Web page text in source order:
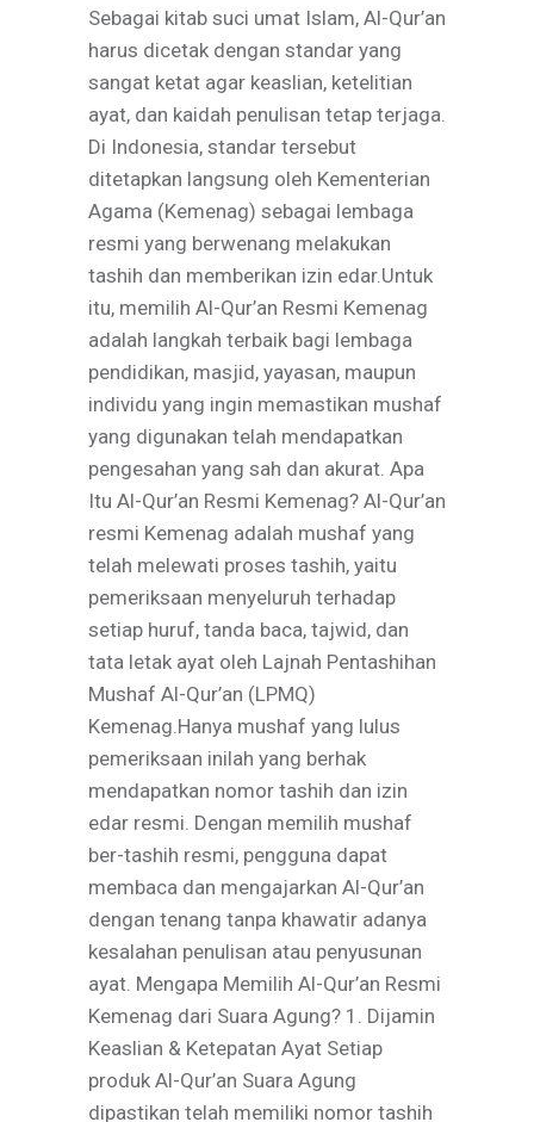
Sebagai kitab suci umat Islam, Al-Qur’an
harus dicetak dengan standar yang
sangat ketat agar keaslian, ketelitian
ayat, dan kaidah penulisan tetap terjaga.
Di Indonesia, standar tersebut
ditetapkan langsung oleh Kementerian
Agama (Kemenag) sebagai lembaga
resmi yang berwenang melakukan
tashih dan memberikan izin edar.Untuk
itu, memilih Al-Qur’an Resmi Kemenag
adalah langkah terbaik bagi lembaga
pendidikan, masjid, yayasan, maupun
individu yang ingin memastikan mushaf
yang digunakan telah mendapatkan
pengesahan yang sah dan akurat. Apa
Itu Al-Qur’an Resmi Kemenag? Al-Qur’an
resmi Kemenag adalah mushaf yang
telah melewati proses tashih, yaitu
pemeriksaan menyeluruh terhadap
setiap huruf, tanda baca, tajwid, dan
tata letak ayat oleh Lajnah Pentashihan
Mushaf Al-Qur’an (LPMQ)
Kemenag.Hanya mushaf yang lulus
pemeriksaan inilah yang berhak
mendapatkan nomor tashih dan izin
edar resmi. Dengan memilih mushaf
ber-tashih resmi, pengguna dapat
membaca dan mengajarkan Al-Qur’an
dengan tenang tanpa khawatir adanya
kesalahan penulisan atau penyusunan
ayat. Mengapa Memilih Al-Qur’an Resmi
Kemenag dari Suara Agung? 1. Dijamin
Keaslian & Ketepatan Ayat Setiap
produk Al-Qur’an Suara Agung
dipastikan telah memiliki nomor tashih